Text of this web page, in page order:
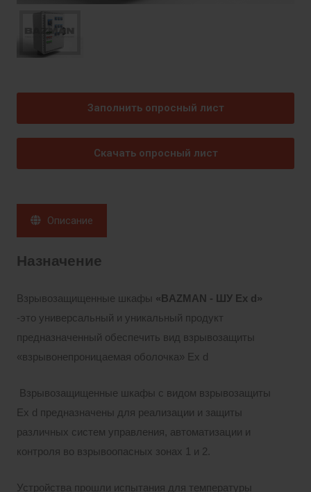
Заполнить опросный лист
Скачать опросный лист
Описание
Назначение
Взрывозащищенные шкафы «BAZMAN - ШУ Ex d»
-это универсальный и уникальный продукт
предназначенный обеспечить вид взрывозащиты
«взрывонепроницаемая оболочка» Ех d
Взрывозащищенные шкафы с видом взрывозащиты
Ex d предназначены для реализации и защиты
различных систем управления, автоматизации и
контроля во взрывоопасных зонах 1 и 2.
Устройства прошли испытания для температуры